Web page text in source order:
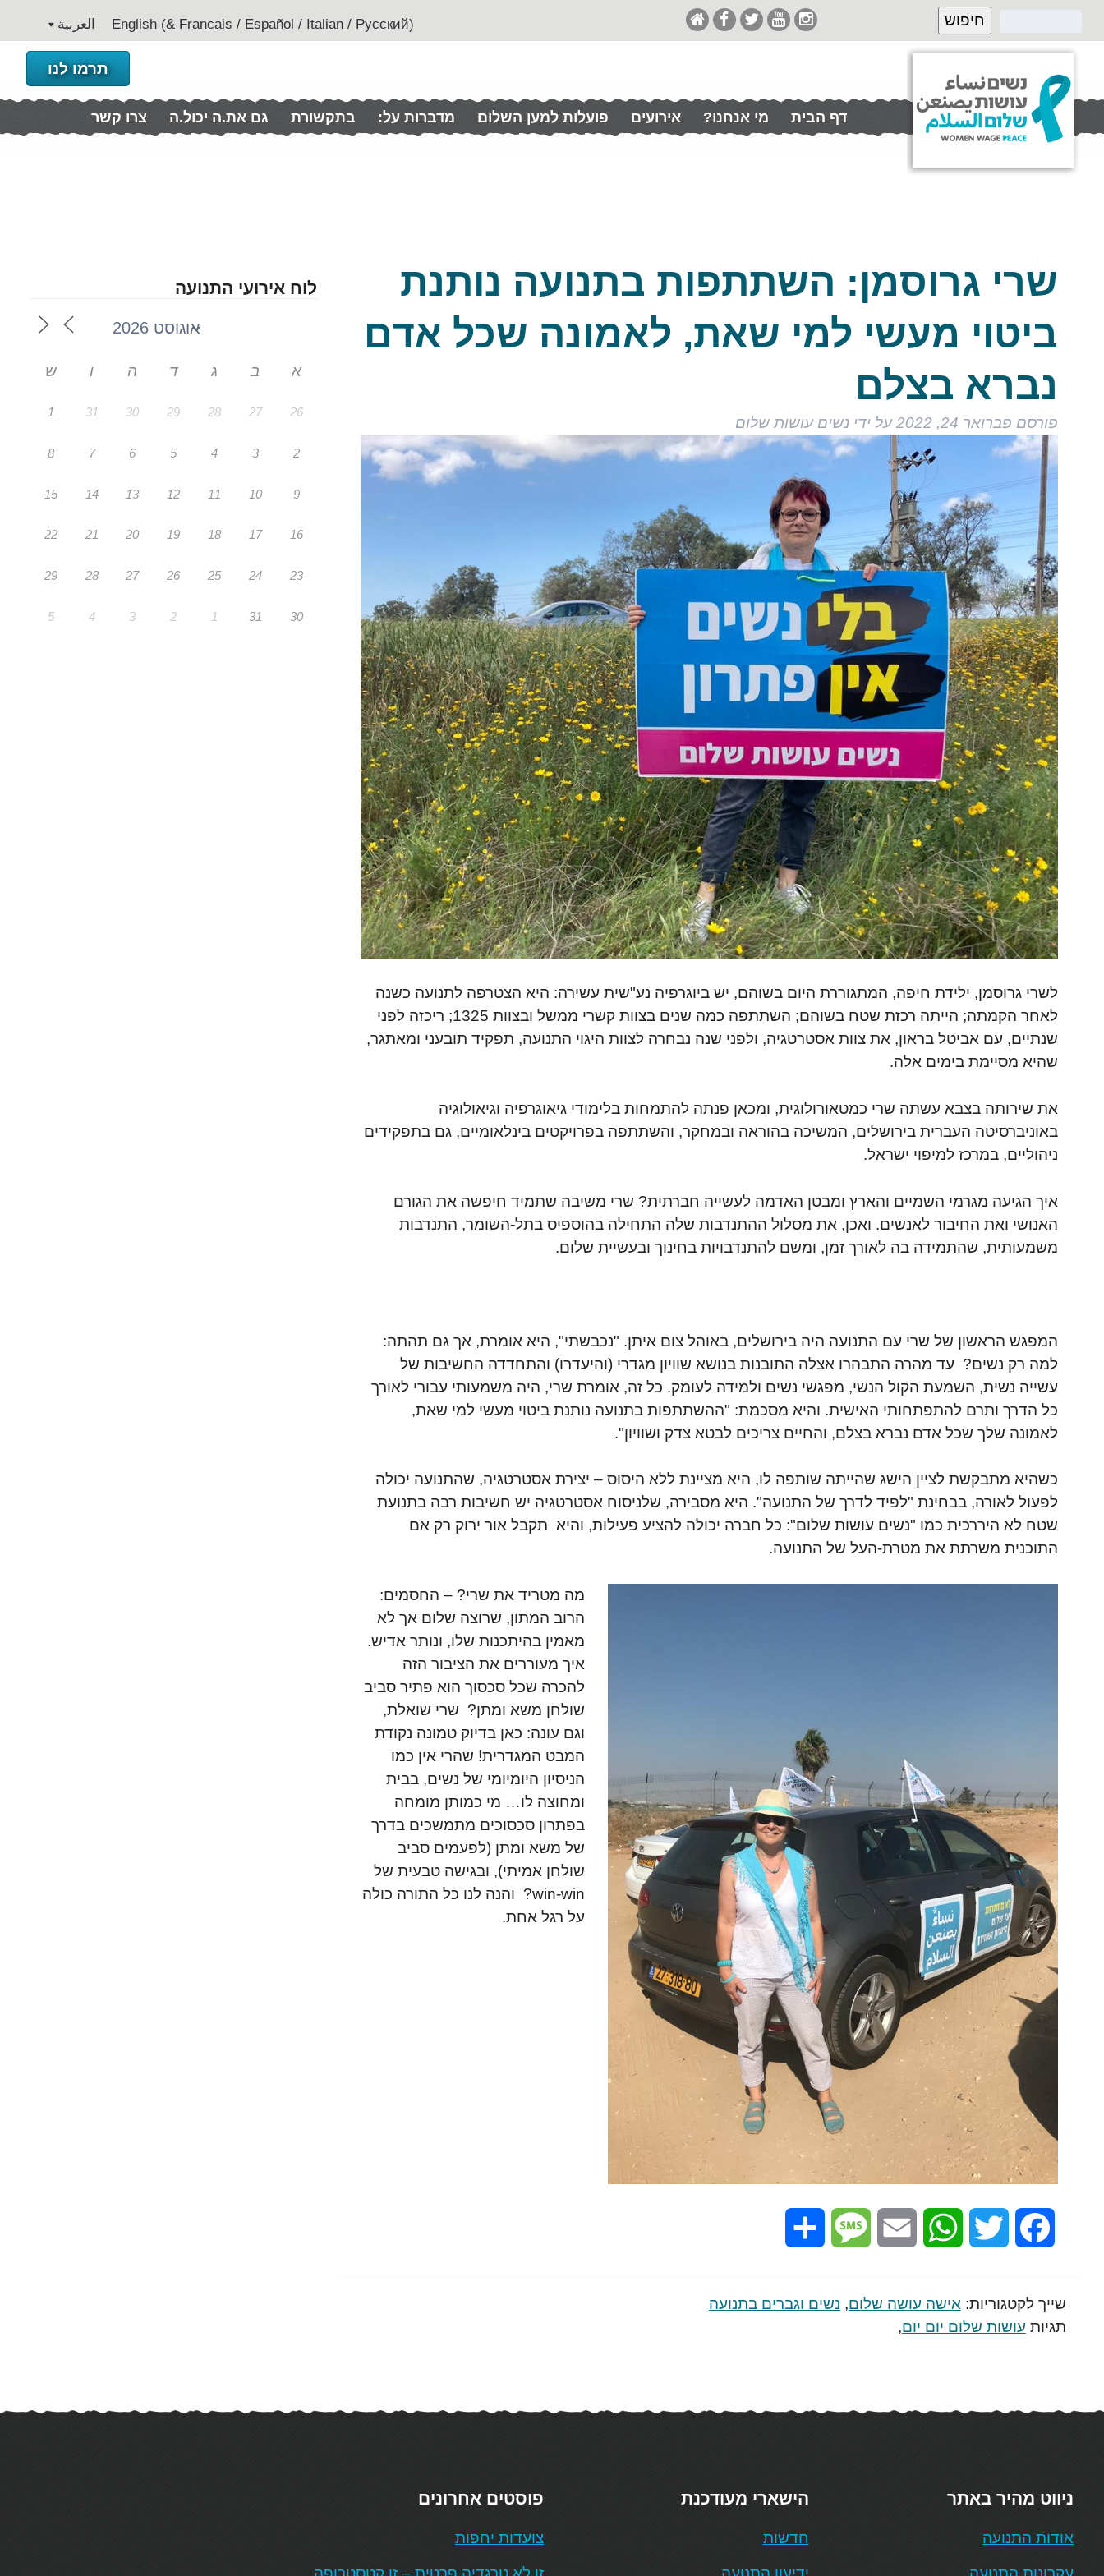
(English (& Francais / Español / Italian / Pусский العربية
תרמו לנו
דף הבית מי אנחנו? אירועים פועלות למען השלום מדברות על: בתקשורת גם את.ה יכול.ה צרו קשר
שרי גרוסמן: השתתפות בתנועה נותנת
ביטוי מעשי למי שאת, לאמונה שכל אדם
נברא בצלם
פורסם פברואר 24, 2022 על ידי נשים עושות שלום
לשרי גרוסמן, ילידת חיפה, המתגוררת היום בשוהם, יש ביוגרפיה נע"שית עשירה: היא הצטרפה לתנועה כשנה
לאחר הקמתה; הייתה רכזת שטח בשוהם; השתתפה כמה שנים בצוות קשרי ממשל ובצוות 1325; ריכזה לפני
שנתיים, עם אביטל בראון, את צוות אסטרטגיה, ולפני שנה נבחרה לצוות היגוי התנועה, תפקיד תובעני ומאתגר,
שהיא מסיימת בימים אלה.
את שירותה בצבא עשתה שרי כמטאורולוגית, ומכאן פנתה להתמחות בלימודי גיאוגרפיה וגיאולוגיה
באוניברסיטה העברית בירושלים, המשיכה בהוראה ובמחקר, והשתתפה בפרויקטים בינלאומיים, גם בתפקידים
ניהוליים, במרכז למיפוי ישראל.
איך הגיעה מגרמי השמיים והארץ ומבטן האדמה לעשייה חברתית? שרי משיבה שתמיד חיפשה את הגורם
האנושי ואת החיבור לאנשים. ואכן, את מסלול ההתנדבות שלה התחילה בהוספיס בתל-השומר, התנדבות
משמעותית, שהתמידה בה לאורך זמן, ומשם להתנדבויות בחינוך ובעשיית שלום.
המפגש הראשון של שרי עם התנועה היה בירושלים, באוהל צום איתן. "נכבשתי", היא אומרת, אך גם תהתה:
למה רק נשים? עד מהרה התבהרו אצלה התובנות בנושא שוויון מגדרי (והיעדרו) והתחדדה החשיבות של
עשייה נשית, השמעת הקול הנשי, מפגשי נשים ולמידה לעומק. כל זה, אומרת שרי, היה משמעותי עבורי לאורך
כל הדרך ותרם להתפתחותי האישית. והיא מסכמת: "ההשתתפות בתנועה נותנת ביטוי מעשי למי שאת,
לאמונה שלך שכל אדם נברא בצלם, והחיים צריכים לבטא צדק ושוויון".
כשהיא מתבקשת לציין הישג שהייתה שותפה לו, היא מציינת ללא היסוס – יצירת אסטרטגיה, שהתנועה יכולה
לפעול לאורה, בבחינת "לפיד לדרך של התנועה". היא מסבירה, שלניסוח אסטרטגיה יש חשיבות רבה בתנועת
שטח לא היררכית כמו "נשים עושות שלום": כל חברה יכולה להציע פעילות, והיא תקבל אור ירוק רק אם
התוכנית משרתת את מטרת-העל של התנועה.
מה מטריד את שרי? – החסמים:
הרוב המתון, שרוצה שלום אך לא
מאמין בהיתכנות שלו, ונותר אדיש.
איך מעוררים את הציבור הזה
להכרה שכל סכסוך הוא פתיר סביב
שולחן משא ומתן? שרי שואלת,
וגם עונה: כאן בדיוק טמונה נקודת
המבט המגדרית! שהרי אין כמו
הניסיון היומיומי של נשים, בבית
ומחוצה לו… מי כמותן מומחה
בפתרון סכסוכים מתמשכים בדרך
של משא ומתן (לפעמים סביב
שולחן אמיתי), ובגישה טבעית של
win-win? והנה לנו כל התורה כולה
על רגל אחת.
Facebook
Twitter
WhatsApp
Email
Message
שייך לקטגוריות: אישה עושה שלום, נשים וגברים בתנועה
תגיות עושות שלום יום יום,
לוח אירועי התנועה
א ב ג ד ה ו ש
26
27
28
29
30
31
1
2
3
4
5
6
7
8
9
10
11
12
13
14
15
16
17
18
19
20
21
22
23
24
25
26
27
28
29
30
31
1
2
3
4
5
ניווט מהיר באתר
אודות התנועה
הישארי מעודכנת
חדשות
פוסטים אחרונים
צועדות יחפות